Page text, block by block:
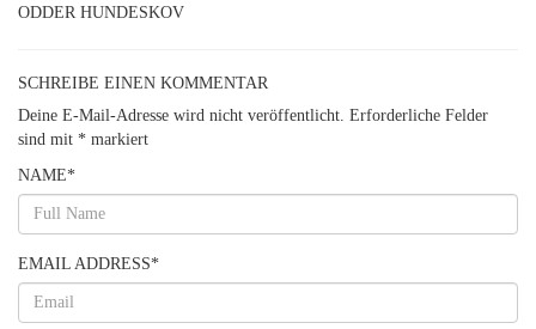
ODDER HUNDESKOV
SCHREIBE EINEN KOMMENTAR
Deine E-Mail-Adresse wird nicht veröffentlicht. Erforderliche Felder
sind mit * markiert
NAME*
EMAIL ADDRESS*